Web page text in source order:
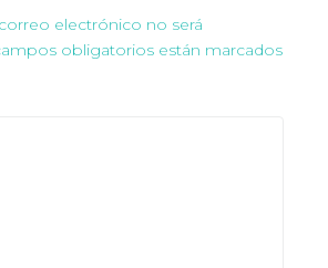
electrónico no será
obligatorios están marcados